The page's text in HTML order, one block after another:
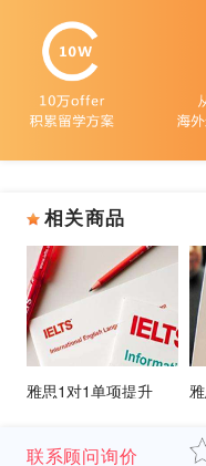
相关商品
雅思1对1单项提升
联系顾问询价